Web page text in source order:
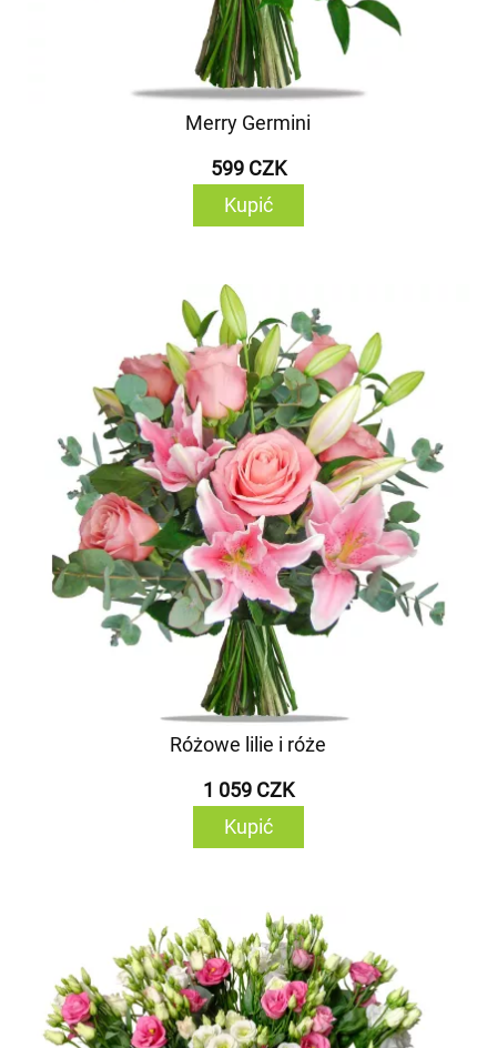
Merry Germini
599 CZK
Kupić
Różowe lilie i róże
1 059 CZK
Kupić